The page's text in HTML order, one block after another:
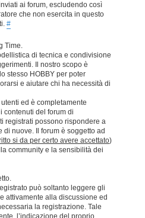
ai forum, escludendo così
che non esercita in questo
#
Time.
di tecnica e condivisione
Il nostro scopo è
stesso HOBBY per poter
e aiutare chi ha necessità di
ed è completamente
contenuti del forum di
registrati possono rispondere a
nuove. Il forum è soggetto ad
si da per certo avere accettato)
community e la sensibilità dei
può soltanto leggere gli
attivamente alla discussione ed
la registrazione. Tale
l’indicazione del proprio